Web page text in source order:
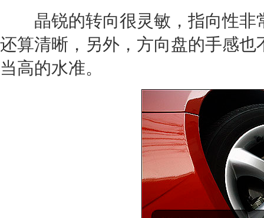
晶锐的转向很灵敏，指向性非
还算清晰，另外，方向盘的手感
当高的水准。